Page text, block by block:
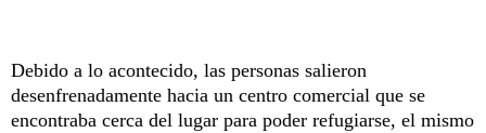
Debido a lo acontecido, las personas salieron
desenfrenadamente hacia un centro comercial que se
encontraba cerca del lugar para poder refugiarse, el mismo